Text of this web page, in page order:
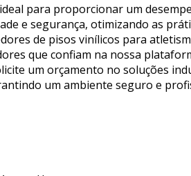
para proporcionar um
e segurança, otimizando as
de pisos vinílicos para
que confiam na nossa
um orçamento no soluções
um ambiente seguro e